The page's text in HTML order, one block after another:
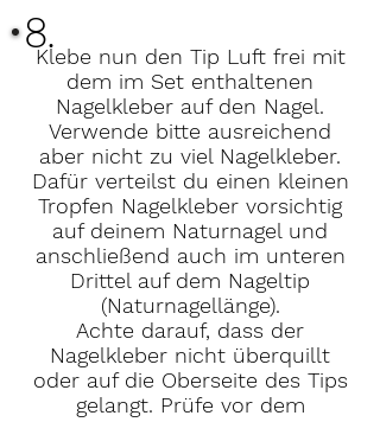
Klebe nun den Tip Luft frei mit
dem im Set enthaltenen
Nagelkleber auf den Nagel.
Verwende bitte ausreichend
aber nicht zu viel Nagelkleber.
Dafür verteilst du einen kleinen
Tropfen Nagelkleber vorsichtig
auf deinem Naturnagel und
anschließend auch im unteren
Drittel auf dem Nageltip
(Naturnagellänge).
Achte darauf, dass der
Nagelkleber nicht überquillt
oder auf die Oberseite des Tips
gelangt. Prüfe vor dem
8.